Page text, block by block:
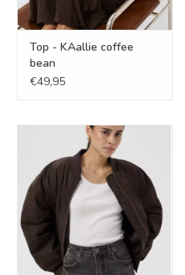
Top - KAallie coffee
bean
€49,95